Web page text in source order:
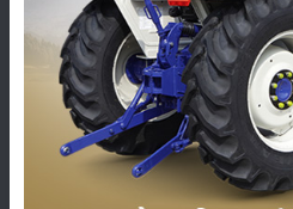
भारत की 10
उत्पादन क्षमता
13-Jul-2026
मानसून में पशुओं की